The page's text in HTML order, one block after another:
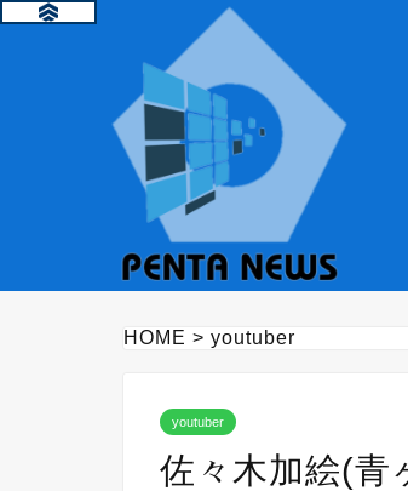
HOME > youtuber
youtuber
佐々木加絵(青